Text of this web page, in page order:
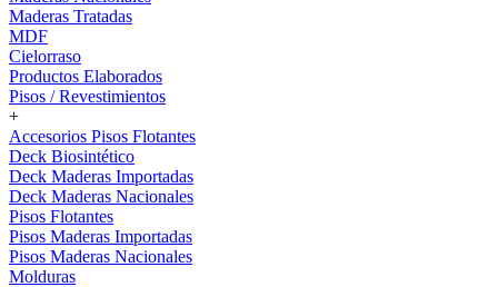
Maderas Tratadas
MDF
Cielorraso
Productos Elaborados
Pisos / Revestimientos
+
Accesorios Pisos Flotantes
Deck Biosintético
Deck Maderas Importadas
Deck Maderas Nacionales
Pisos Flotantes
Pisos Maderas Importadas
Pisos Maderas Nacionales
Molduras